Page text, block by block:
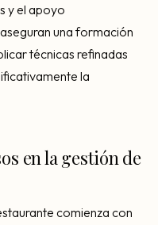
y el apoyo
una formación
técnicas refinadas
la
en la gestión de
comienza con